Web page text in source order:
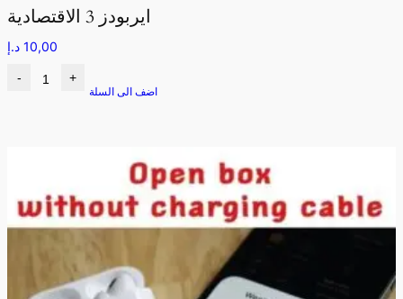
ايربودز 3 الاقتصادية
10,00 د.إ
- +
اضف الى السلة